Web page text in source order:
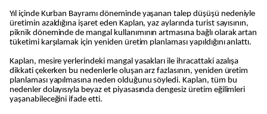
Yıl içinde Kurban Bayramı döneminde yaşanan talep düşüşü nedeniyle
üretimin azaldığına işaret eden Kaplan, yaz aylarında turist sayısının,
piknik döneminde de mangal kullanımının artmasına bağlı olarak artan
tüketimi karşılamak için yeniden üretim planlaması yapıldığını anlattı.
Kaplan, mesire yerlerindeki mangal yasakları ile ihracattaki azalışa
dikkati çekerken bu nedenlerle oluşan arz fazlasının, yeniden üretim
planlaması yapılmasına neden olduğunu söyledi. Kaplan, tüm bu
nedenler dolayısıyla beyaz et piyasasında dengesiz üretim eğilimleri
yaşanabileceğini ifade etti.